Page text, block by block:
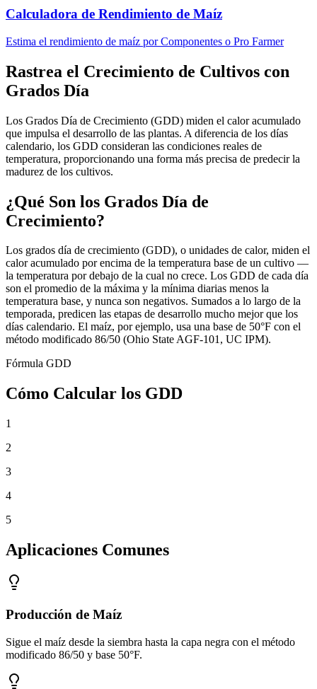
Calculadora de Rendimiento de Maíz
Estima el rendimiento de maíz por Componentes o Pro Farmer
Rastrea el Crecimiento de Cultivos con
Grados Día
Los Grados Día de Crecimiento (GDD) miden el calor acumulado
que impulsa el desarrollo de las plantas. A diferencia de los días
calendario, los GDD consideran las condiciones reales de
temperatura, proporcionando una forma más precisa de predecir la
madurez de los cultivos.
¿Qué Son los Grados Día de
Crecimiento?
Los grados día de crecimiento (GDD), o unidades de calor, miden el
calor acumulado por encima de la temperatura base de un cultivo —
la temperatura por debajo de la cual no crece. Los GDD de cada día
son el promedio de la máxima y la mínima diarias menos la
temperatura base, y nunca son negativos. Sumados a lo largo de la
temporada, predicen las etapas de desarrollo mucho mejor que los
días calendario. El maíz, por ejemplo, usa una base de 50°F con el
método modificado 86/50 (Ohio State AGF-101, UC IPM).
Fórmula GDD
Cómo Calcular los GDD
1
2
3
4
5
Aplicaciones Comunes
Producción de Maíz
Sigue el maíz desde la siembra hasta la capa negra con el método
modificado 86/50 y base 50°F.